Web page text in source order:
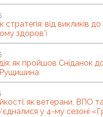
стратегія: від викликів
здоров’ї
як пройшов Сніданок
як ветерани, ВПО
у 4-му сезоні